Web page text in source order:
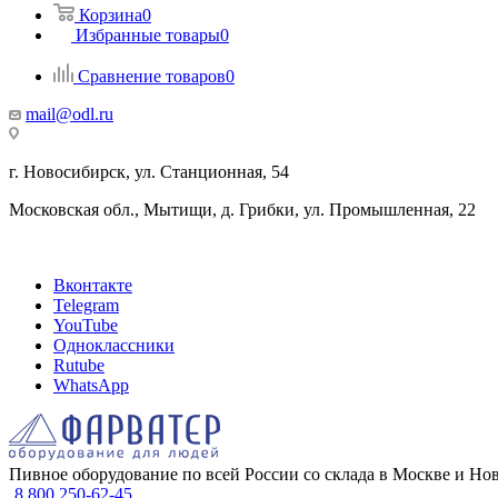
Корзина0
Избранные товары0
Сравнение товаров0
mail@odl.ru
г. Новосибирск, ул. Станционная, 54
Московская обл., Мытищи, д. Грибки, ул. Промышленная, 22
Вконтакте
Telegram
YouTube
Одноклассники
Rutube
WhatsApp
Пивное оборудование по всей России со склада в Москве и
8 800 250-62-45